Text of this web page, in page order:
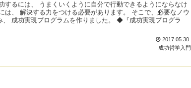
るには、 うまくいくように自分で行動できるようにならなけ
、 解決する力をつける必要があります。 そこで、必要なノウ
成功実現プログラムを作りました。 ◆『成功実現プログラ
2017.05.30
成功哲学入門